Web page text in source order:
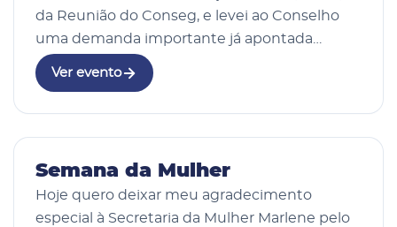
da Reunião do Conseg, e levei ao Conselho
uma demanda importante já apontada
anteriormente por mim nesta casa de leis, a
necessidade de melhor estruturação da
Ver evento
2 fotos
Semana da Mulher
Hoje quero deixar meu agradecimento
especial à Secretaria da Mulher Marlene pelo